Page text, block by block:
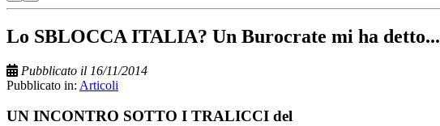
Lo SBLOCCA ITALIA? Un Burocrate mi ha detto...
Pubblicato il 16/11/2014
Pubblicato in: Articoli
UN INCONTRO SOTTO I TRALICCI del